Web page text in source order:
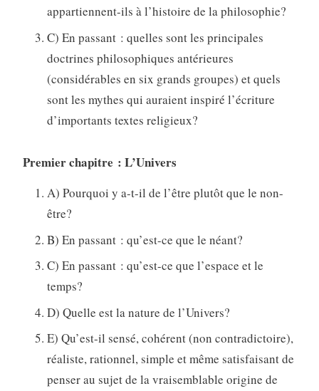
appartiennent-ils à l’histoire de la philosophie?
C) En passant : quelles sont les principales
doctrines philosophiques antérieures
(considérables en six grands groupes) et quels
sont les mythes qui auraient inspiré l’écriture
d’importants textes religieux?
Premier chapitre : L’Univers
A) Pourquoi y a-t-il de l’être plutôt que le non-
être?
B) En passant : qu’est-ce que le néant?
C) En passant : qu’est-ce que l’espace et le
temps?
D) Quelle est la nature de l’Univers?
E) Qu’est-il sensé, cohérent (non contradictoire),
réaliste, rationnel, simple et même satisfaisant de
penser au sujet de la vraisemblable origine de